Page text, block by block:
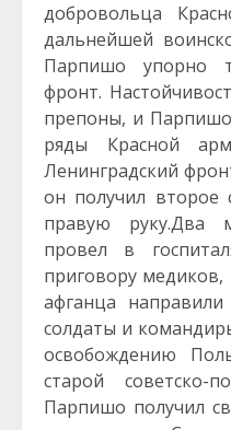
добровольца
дальнейшей
Парпишо упорно
фронт.
препоны, и Парпишо
ряды Красной
Ленинградский
он получил второе
правую руку.Два
провел в
приговору медиков,
афганца
солдаты и
освобождению
старой советско-
Парпишо получил